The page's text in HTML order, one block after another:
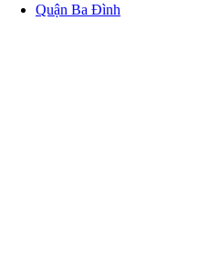
Quận Ba Đình